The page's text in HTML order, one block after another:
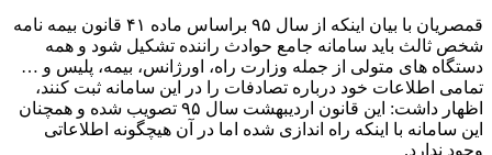
قمصریان با بیان اینکه از سال ۹۵ براساس ماده ۴۱ قانون بیمه نامه
شخص ثالث باید سامانه جامع حوادث راننده تشکیل شود و همه
دستگاه های متولی از جمله وزارت راه، اورژانس، بیمه، پلیس و …
تمامی اطلاعات خود درباره تصادفات را در این سامانه ثبت کنند،
اظهار داشت: این قانون اردیبهشت سال ۹۵ تصویب شده و همچنان
این سامانه با اینکه راه اندازی شده اما در آن هیچگونه اطلاعاتی
وجود ندارد.